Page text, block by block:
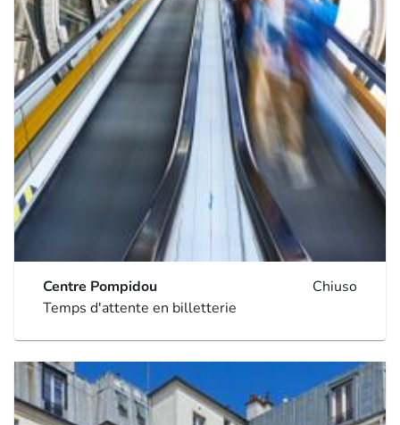
Centre Pompidou
Temps d'attente en billetterie
Chiuso